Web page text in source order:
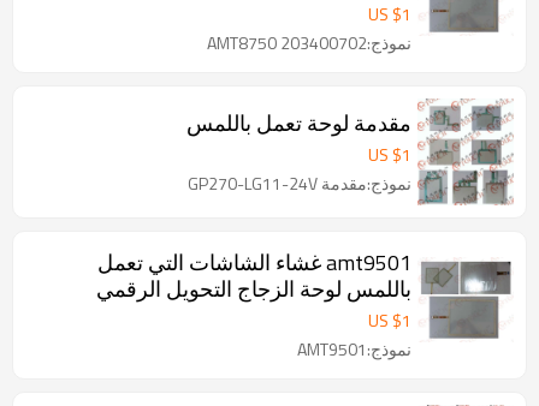
US $1
نموذج:AMT8750 203400702
مقدمة لوحة تعمل باللمس
US $1
نموذج:مقدمة GP270-LG11-24V
amt9501 غشاء الشاشات التي تعمل
باللمس لوحة الزجاج التحويل الرقمي
US $1
نموذج:AMT9501